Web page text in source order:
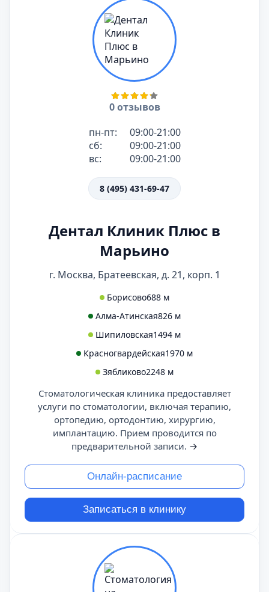
0 отзывов
пн-пт:
09:00-21:00
сб:
09:00-21:00
вс:
09:00-21:00
8 (495) 431-69-47
Дентал Клиник Плюс в
Марьино
г. Москва, Братеевская, д. 21, корп. 1
Борисово688 м
Алма-Атинская826 м
Шипиловская1494 м
Красногвардейская1970 м
Зябликово2248 м
Стоматологическая клиника предоставляет
услуги по стоматологии, включая терапию,
ортопедию, ортодонтию, хирургию,
имплантацию. Прием проводится по
предварительной записи. →
Онлайн-расписание
Записаться в клинику